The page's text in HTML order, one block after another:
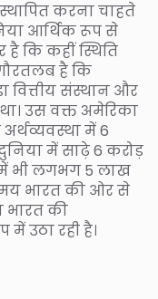
करना चाहते
आर्थिक रूप से
है कि कहीं स्थिति
है कि
वित्तीय संस्थान और
उस वक्त अमेरिका
में 6
में साढ़े 6 करोड़
में भी लगभग 5 लाख
भारत की ओर से
भारत की
उठा रही है।